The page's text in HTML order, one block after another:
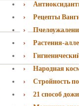
Рецепты
Растения-
Народная
Стройность
21 способ